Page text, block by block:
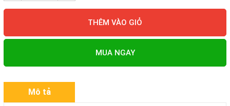
THÊM VÀO GIỎ
MUA NGAY
Mô tả